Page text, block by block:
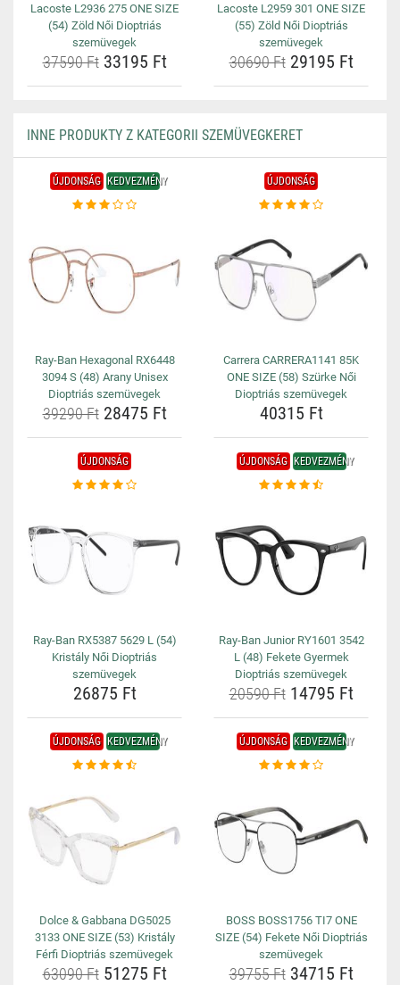
Lacoste L2936 275 ONE SIZE
(54) Zöld Női Dioptriás
szemüvegek
37590 Ft33195 Ft
Lacoste L2959 301 ONE SIZE
(55) Zöld Női Dioptriás
szemüvegek
30690 Ft29195 Ft
INNE PRODUKTY Z KATEGORII SZEMÜVEGKERET
ÚJDONSÁG KEDVEZMÉNY
Ray-Ban Hexagonal RX6448
3094 S (48) Arany Unisex
Dioptriás szemüvegek
39290 Ft28475 Ft
ÚJDONSÁG
Carrera CARRERA1141 85K
ONE SIZE (58) Szürke Női
Dioptriás szemüvegek
40315 Ft
ÚJDONSÁG
Ray-Ban RX5387 5629 L (54)
Kristály Női Dioptriás
szemüvegek
26875 Ft
ÚJDONSÁG KEDVEZMÉNY
Ray-Ban Junior RY1601 3542
L (48) Fekete Gyermek
Dioptriás szemüvegek
20590 Ft14795 Ft
ÚJDONSÁG KEDVEZMÉNY
Dolce & Gabbana DG5025
3133 ONE SIZE (53) Kristály
Férfi Dioptriás szemüvegek
63090 Ft51275 Ft
ÚJDONSÁG KEDVEZMÉNY
BOSS BOSS1756 TI7 ONE
SIZE (54) Fekete Női Dioptriás
szemüvegek
39755 Ft34715 Ft